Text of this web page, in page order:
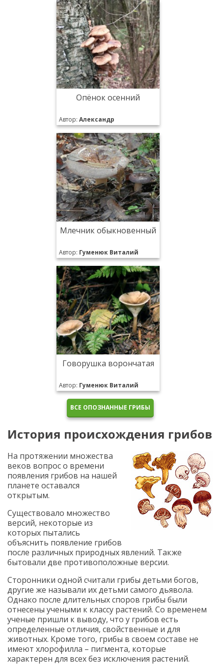
Опёнок осенний
Автор: Александр
Млечник обыкновенный
Автор: Гуменюк Виталий
Говорушка ворончатая
Автор: Гуменюк Виталий
ВСЕ ОПОЗНАННЫЕ ГРИБЫ
История происхождения грибов
На протяжении множества
веков вопрос о времени
появления грибов на нашей
планете оставался
открытым.
Существовало множество
версий, некоторые из
которых пытались
объяснить появление грибов
после различных природных явлений. Также
бытовали две противоположные версии.
Сторонники одной считали грибы детьми богов,
другие же называли их детьми самого дьявола.
Однако после длительных споров грибы были
отнесены учеными к классу растений. Со временем
ученые пришли к выводу, что у грибов есть
определенные отличия, свойственные и для
животных. Кроме того, грибы в своем составе не
имеют хлорофилла – пигмента, которые
характерен для всех без исключения растений.